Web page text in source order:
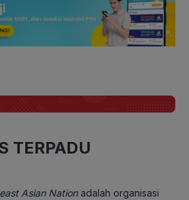
TERPADU
Asian Nationadalah organisasi